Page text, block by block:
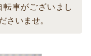
車がございまし
さいませ。